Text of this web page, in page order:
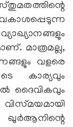
മാത്രമല്ല,
വളരെ
കാര്യവും
ദൈവികവും
ഖുര്‍ആനിന്റെ